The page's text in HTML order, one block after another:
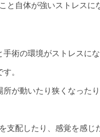
と自体が強いストレス
術の環境がストレスに
。
が動いたり狭くなった
支配したり、感覚を感